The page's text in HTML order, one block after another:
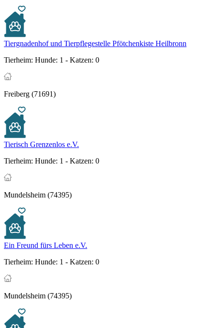
Tiergnadenhof und Tierpflegestelle Pfötchenkiste Heilbronn
Tierheim: Hunde: 1 - Katzen: 0
Freiberg (71691)
Tierisch Grenzenlos e.V.
Tierheim: Hunde: 1 - Katzen: 0
Mundelsheim (74395)
Ein Freund fürs Leben e.V.
Tierheim: Hunde: 1 - Katzen: 0
Mundelsheim (74395)